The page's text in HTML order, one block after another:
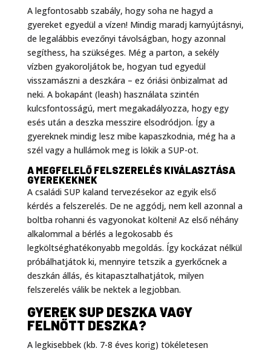
A legfontosabb szabály, hogy soha ne hagyd a
gyereket egyedül a vízen! Mindig maradj karnyújtásnyi,
de legalábbis evezőnyi távolságban, hogy azonnal
segíthess, ha szükséges. Még a parton, a sekély
vízben gyakoroljátok be, hogyan tud egyedül
visszamászni a deszkára – ez óriási önbizalmat ad
neki. A bokapánt (leash) használata szintén
kulcsfontosságú, mert megakadályozza, hogy egy
esés után a deszka messzire elsodródjon. Így a
gyereknek mindig lesz mibe kapaszkodnia, még ha a
szél vagy a hullámok meg is lökik a SUP-ot.
A MEGFELELŐ FELSZERELÉS KIVÁLASZTÁSA
GYEREKEKNEK
A családi SUP kaland tervezésekor az egyik első
kérdés a felszerelés. De ne aggódj, nem kell azonnal a
boltba rohanni és vagyonokat költeni! Az első néhány
alkalommal a bérlés a legokosabb és
legköltséghatékonyabb megoldás. Így kockázat nélkül
próbálhatjátok ki, mennyire tetszik a gyerkőcnek a
deszkán állás, és kitapasztalhatjátok, milyen
felszerelés válik be nektek a legjobban.
GYEREK SUP DESZKA VAGY
FELNŐTT DESZKA?
A legkisebbek (kb. 7-8 éves korig) tökéletesen